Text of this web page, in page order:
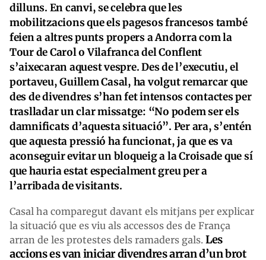
dilluns. En canvi, se celebra que les
mobilitzacions que els pagesos francesos també
feien a altres punts propers a Andorra com la
Tour de Carol o Vilafranca del Conflent
s’aixecaran aquest vespre. Des de l’executiu, el
portaveu, Guillem Casal, ha volgut remarcar que
des de divendres s’han fet intensos contactes per
traslladar un clar missatge: “No podem ser els
damnificats d’aquesta situació”. Per ara, s’entén
que aquesta pressió ha funcionat, ja que es va
aconseguir evitar un bloqueig a la Croisade que sí
que hauria estat especialment greu per a
l’arribada de visitants.
Casal ha comparegut davant els mitjans per explicar
la situació que es viu als accessos des de França
arran de les protestes dels ramaders gals. Les
accions es van iniciar divendres arran d’un brot